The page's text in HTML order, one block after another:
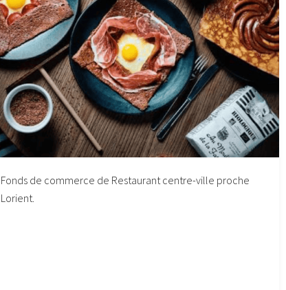
Fonds de commerce de Restaurant centre-ville proche
Lorient.